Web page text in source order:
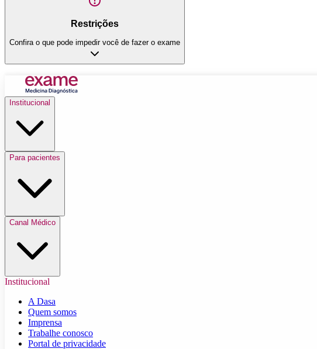
Restrições
Confira o que pode impedir você de fazer o exame
Institucional
Para pacientes
Canal Médico
Institucional
A Dasa
Quem somos
Imprensa
Trabalhe conosco
Portal de privacidade